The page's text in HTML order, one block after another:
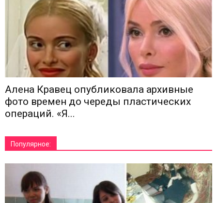
Алена Кравец опубликовала архивные
фото времен до череды пластических
операций. «Я...
Популярное: